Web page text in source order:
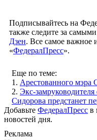
Подписывайтесь на
также следите за
Дзен. Все самое важное
«ФедералПресс».
Еще по теме:
1. Арестованного мэра
2. Экс-
Сидорова предстанет
Добавьте ФедералПресс в
новостей дня.
Реклама